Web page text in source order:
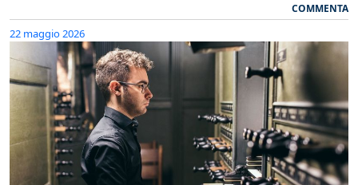
COMMENTA
22 maggio 2026